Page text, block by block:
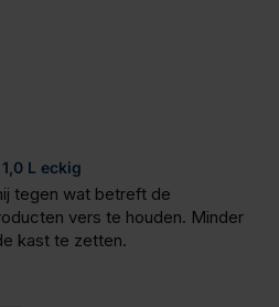
L eckig
tegen wat betreft de
vers te houden. Minder
kast te zetten.